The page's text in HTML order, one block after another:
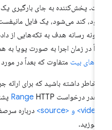
پخش‌کننده به جای بارگیری یک
کند می‌شود، یک فایل مانیفست
رسانه هدف به تکه‌هایی از
در زمان اجرا به صورت پویا به هم
بیت متفاوت که بعداً در مورد
خاطر داشته باشید که برای ارائه
هدر درخواست
RangeHTTP پشتیبانی کند. در مقاله
درباره